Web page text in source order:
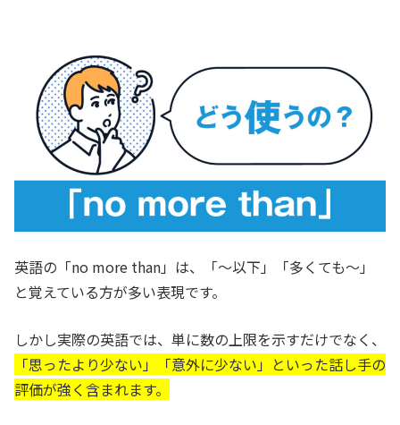
英語の「no more than」は、「〜以下」「多くても〜」
と覚えている方が多い表現です。
しかし実際の英語では、単に数の上限を示すだけでなく、
「思ったより少ない」「意外に少ない」といった話し手の
評価が強く含まれます。